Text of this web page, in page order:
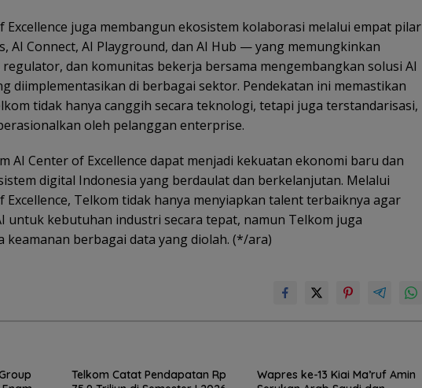
Excellence juga membangun ekosistem kolaborasi melalui empat pilar
AI Connect, AI Playground, dan AI Hub — yang memungkinkan
dan komunitas bekerja bersama mengembangkan solusi AI
diimplementasikan di berbagai sektor. Pendekatan ini memastikan
tidak hanya canggih secara teknologi, tetapi juga terstandarisasi,
oleh pelanggan enterprise.
AI Center of Excellence dapat menjadi kekuatan ekonomi baru dan
digital Indonesia yang berdaulat dan berkelanjutan. Melalui
Excellence, Telkom tidak hanya menyiapkan talent terbaiknya agar
untuk kebutuhan industri secara tepat, namun Telkom juga
keamanan berbagai data yang diolah. (*/ara)
Telkom Catat Pendapatan Rp
Wapres ke-13 Kiai Ma’ruf Amin
Fasilitas Meningkat,
TKN 002 Bunguran
Timur Laut Butuh WC
dan Pagar Demi
Keselamatan Siswa
Permintaan
Meningkat, Bibit
Kelapa Unggul Natuna
Jadi Peluang Ekonomi
Baru
Sekolah Rakyat
Natuna Kian Diminati,
93 Siswa Baru Ikuti
MPLS Perdana Tahun
Ajaran 2026